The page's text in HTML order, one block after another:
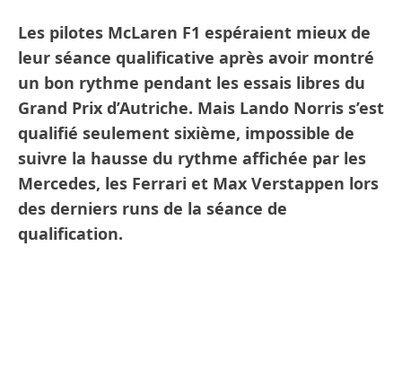
Les pilotes McLaren F1 espéraient mieux de
leur séance qualificative après avoir montré
un bon rythme pendant les essais libres du
Grand Prix d’Autriche. Mais Lando Norris s’est
qualifié seulement sixième, impossible de
suivre la hausse du rythme affichée par les
Mercedes, les Ferrari et Max Verstappen lors
des derniers runs de la séance de
qualification.